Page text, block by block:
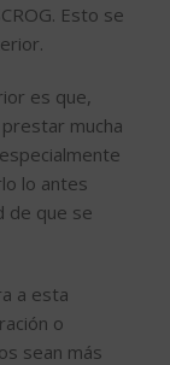
Esto se
es que,
mucha
lo antes
de que se
a esta
o
sean más